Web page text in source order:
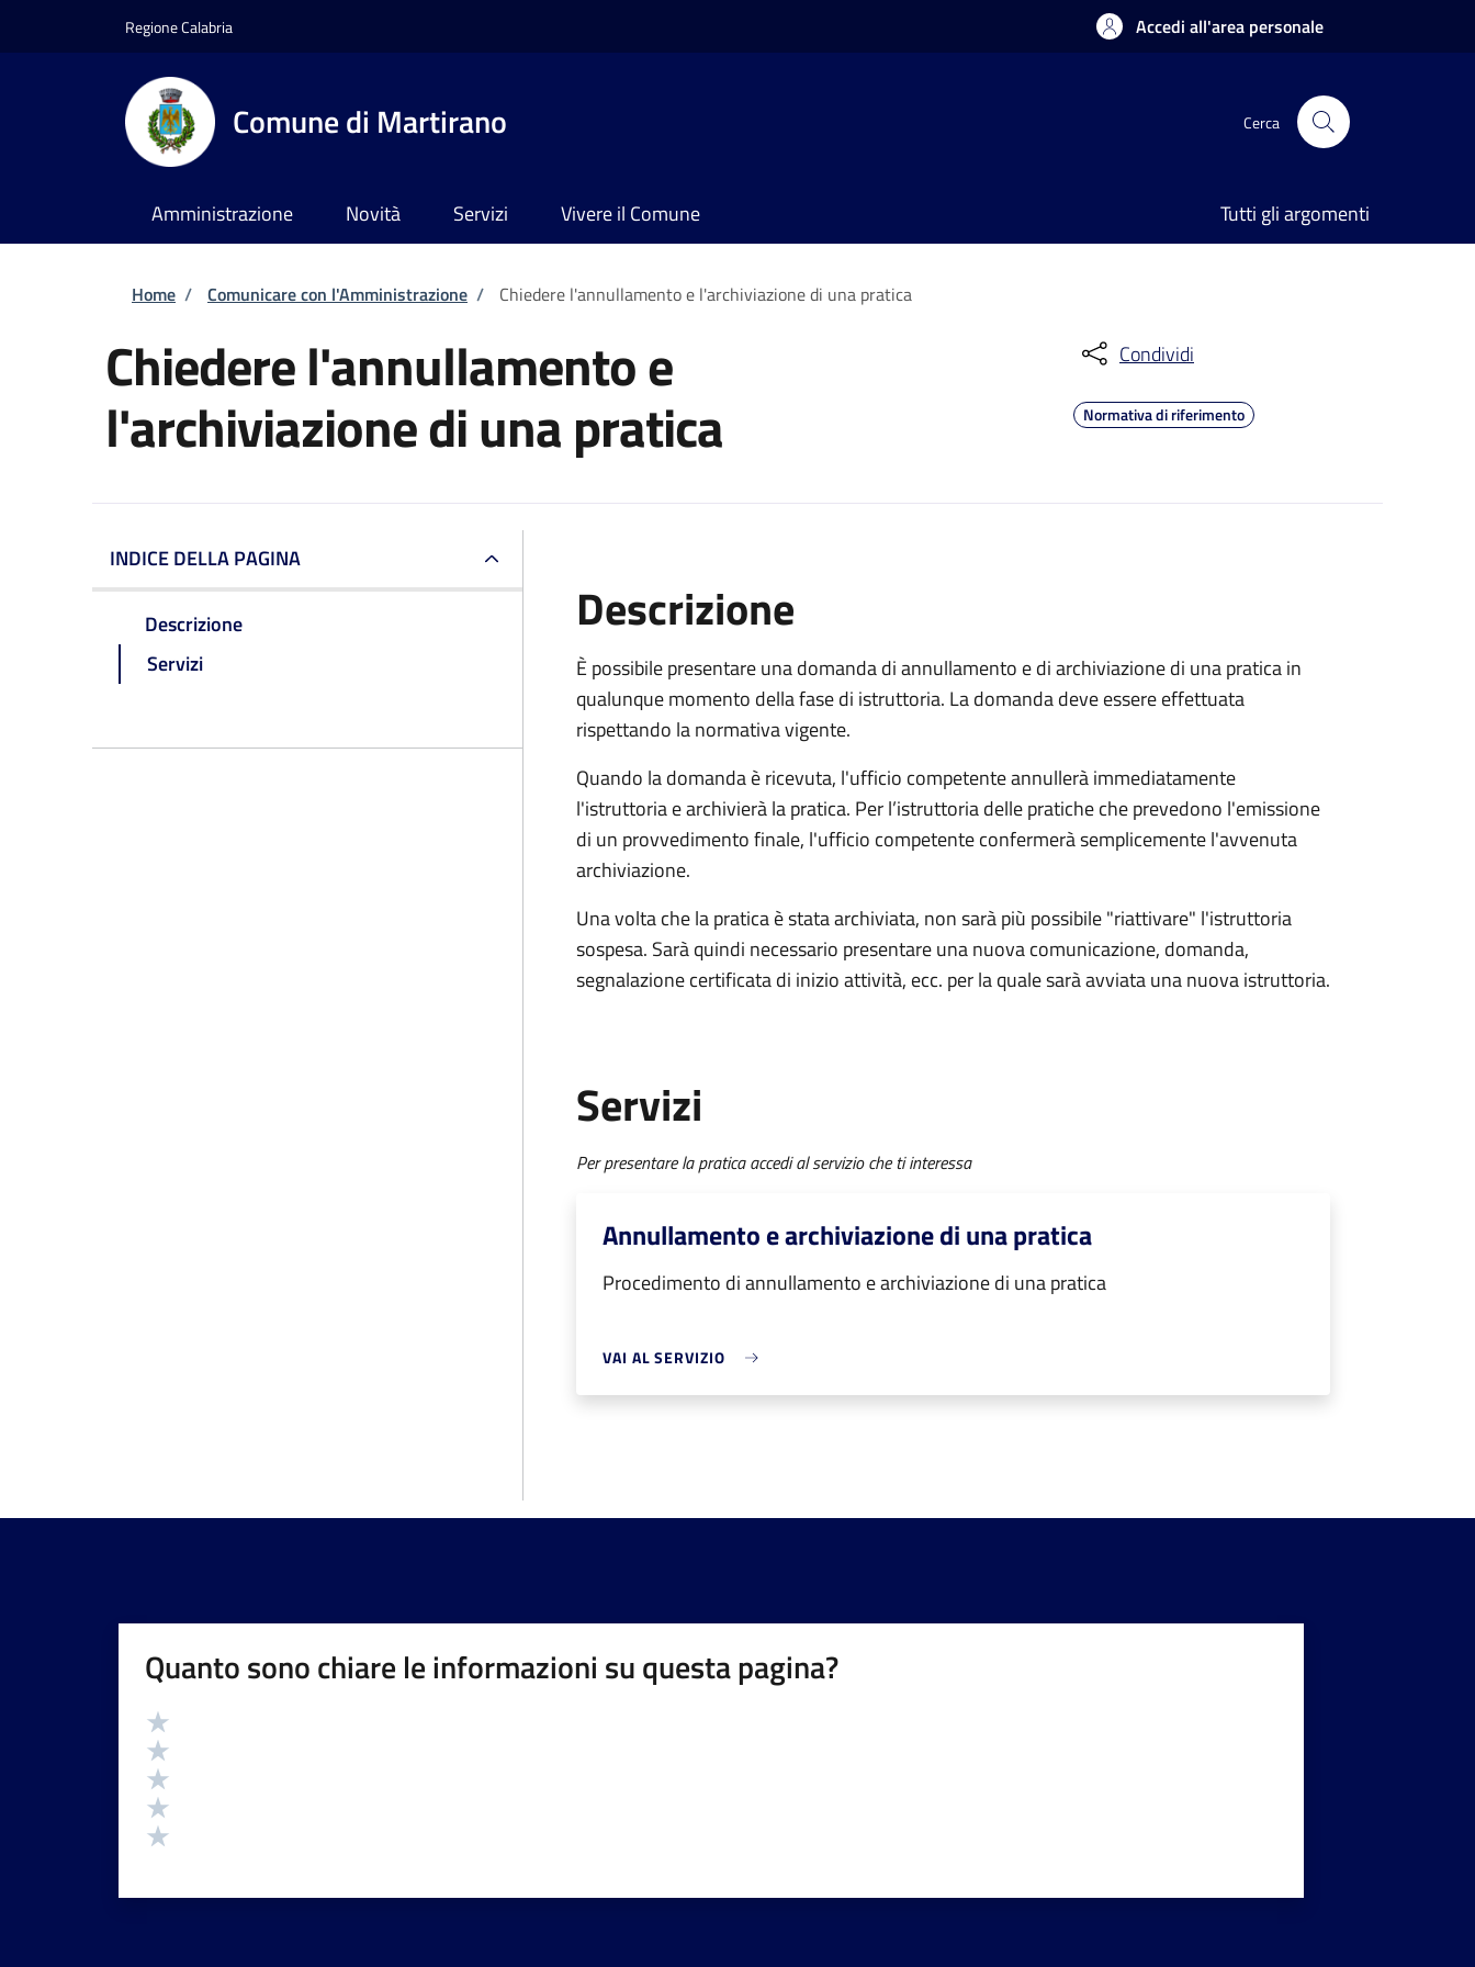
Regione Calabria Accedi all'area personale
Comune di Martirano Cerca
Amministrazione Novità Servizi Vivere il Comune Tutti gli argomenti
Briciole di pane
Home / Comunicare con l'Amministrazione / Chiedere l'annullamento e l'archiviazione di una pratica
Chiedere l'annullamento e
l'archiviazione di una pratica
Condividi
Normativa di riferimento
INDICE DELLA PAGINA
Descrizione
Servizi
Descrizione
È possibile presentare una domanda di annullamento e di archiviazione di una pratica in
qualunque momento della fase di istruttoria. La domanda deve essere effettuata
rispettando la normativa vigente.
Quando la domanda è ricevuta, l'ufficio competente annullerà immediatamente
l'istruttoria e archivierà la pratica. Per l’istruttoria delle pratiche che prevedono l'emissione
di un provvedimento finale, l'ufficio competente confermerà semplicemente l'avvenuta
archiviazione.
Una volta che la pratica è stata archiviata, non sarà più possibile "riattivare" l'istruttoria
sospesa. Sarà quindi necessario presentare una nuova comunicazione, domanda,
segnalazione certificata di inizio attività, ecc. per la quale sarà avviata una nuova istruttoria.
Servizi
Per presentare la pratica accedi al servizio che ti interessa
Annullamento e archiviazione di una pratica
Procedimento di annullamento e archiviazione di una pratica
VAI AL SERVIZIO
Quanto sono chiare le informazioni su questa pagina?
Valutazione